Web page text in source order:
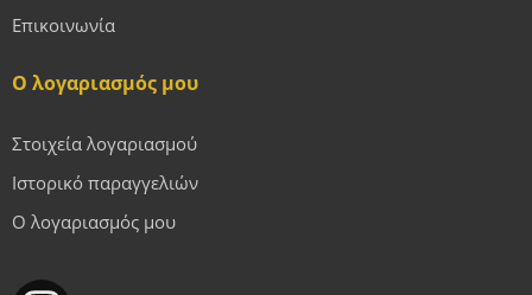
Επικοινωνία
Ο λογαριασμός μου
Στοιχεία λογαριασμού
Ιστορικό παραγγελιών
Ο λογαριασμός μου